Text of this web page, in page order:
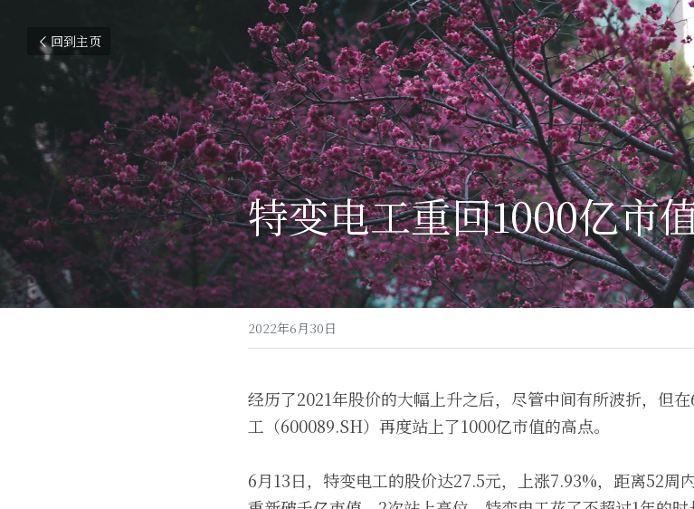
回到主页
特变电工重回1000亿市
2022年6月30日
经历了2021年股价的大幅上升之后，尽管中间有所波折，但
工（600089.SH）再度站上了1000亿市值的高点。
6月13日，特变电工的股价达27.5元，上涨7.93%，距离52周